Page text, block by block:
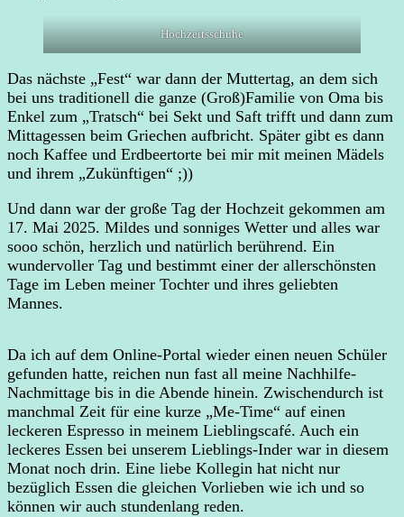
Hochzeitsschuhe
Das nächste „Fest“ war dann der Muttertag, an dem sich
bei uns traditionell die ganze (Groß)Familie von Oma bis
Enkel zum „Tratsch“ bei Sekt und Saft trifft und dann zum
Mittagessen beim Griechen aufbricht. Später gibt es dann
noch Kaffee und Erdbeertorte bei mir mit meinen Mädels
und ihrem „Zukünftigen“ ;))
Und dann war der große Tag der Hochzeit gekommen am
17. Mai 2025. Mildes und sonniges Wetter und alles war
sooo schön, herzlich und natürlich berührend. Ein
wundervoller Tag und bestimmt einer der allerschönsten
Tage im Leben meiner Tochter und ihres geliebten
Mannes.
Da ich auf dem Online-Portal wieder einen neuen Schüler
gefunden hatte, reichen nun fast all meine Nachhilfe-
Nachmittage bis in die Abende hinein. Zwischendurch ist
manchmal Zeit für eine kurze „Me-Time“ auf einen
leckeren Espresso in meinem Lieblingscafé. Auch ein
leckeres Essen bei unserem Lieblings-Inder war in diesem
Monat noch drin. Eine liebe Kollegin hat nicht nur
bezüglich Essen die gleichen Vorlieben wie ich und so
können wir auch stundenlang reden.